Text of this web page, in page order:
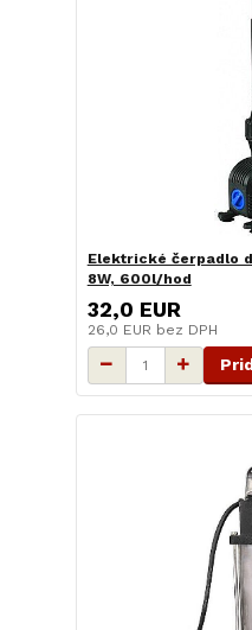
Elektrické čerpadlo
8W, 600l/hod
32,0 EUR
26,0 EUR bez DPH